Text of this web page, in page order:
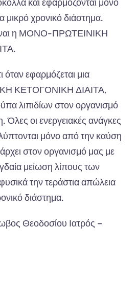
και εφαρμόζονται μόνο
μικρό χρονικό διάστημα.
η ΜΟΝΟ-ΠΡΩΤΕΙΝΙΚΗ
όταν εφαρμόζεται μια
ΚΕΤΟΓΟΝΙΚΗ ΔΙΑΙΤΑ,
λιπιδίων στον οργανισμό
οι ενεργειακές ανάγκες
μόνο από την καύση
στον οργανισμό μας με
μείωση λίπους των
την τεράστια απώλεια
διάστημα.
Θεοδοσίου Ιατρός –